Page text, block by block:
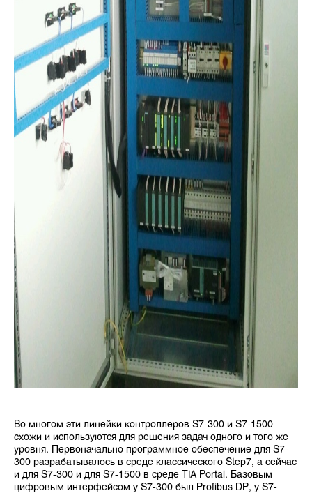
Во многом эти линейки контроллеров S7-300 и S7-1500
схожи и используются для решения задач одного и того же
уровня. Первоначально программное обеспечение для S7-
300 разрабатывалось в среде классического Step7, а сейчас
и для S7-300 и для S7-1500 в среде TIA Portal. Базовым
цифровым интерфейсом у S7-300 был Profibus DP, у S7-